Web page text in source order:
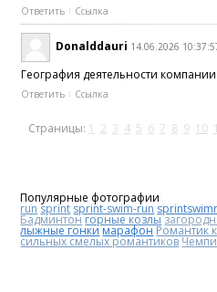
Ответить Ссылка
Donalddauri 14.06.2026
География деятельности
Ответить Ссылка
Страницы: 1 2 3 4 5 6 7 8 9 10
Популярные фотографии
run sprint sprint-swim-run
Бадминтонгорные козлы
лыжные гонки марафонРомантик
сильных смелых романтиков